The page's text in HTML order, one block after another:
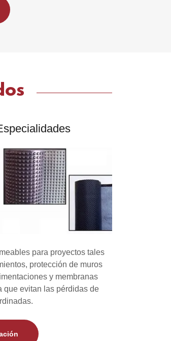
para proyectos tales
protección de muros
y membranas
que evitan las pérdidas de